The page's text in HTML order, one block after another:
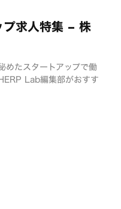
求人特集 – 株
めたスタートアップで働
Lab編集部がおすす